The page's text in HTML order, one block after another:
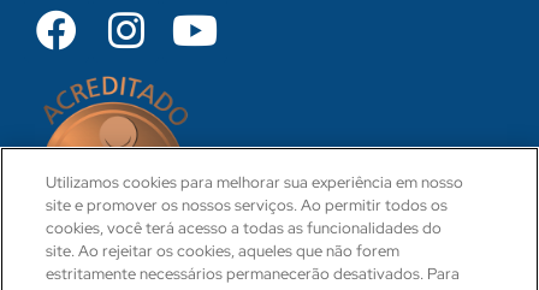
Utilizamos cookies para melhorar sua experiência em nosso
site e promover os nossos serviços. Ao permitir todos os
cookies, você terá acesso a todas as funcionalidades do
site. Ao rejeitar os cookies, aqueles que não forem
estritamente necessários permanecerão desativados. Para